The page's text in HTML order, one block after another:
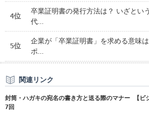
4位
卒業証明書の発行方法は？ いざとい
代...
5位
企業が「卒業証明書」を求める意味
ポ...
関連リンク
封筒・ハガキの宛名の書き方と送る際のマナー 【ビ
7回